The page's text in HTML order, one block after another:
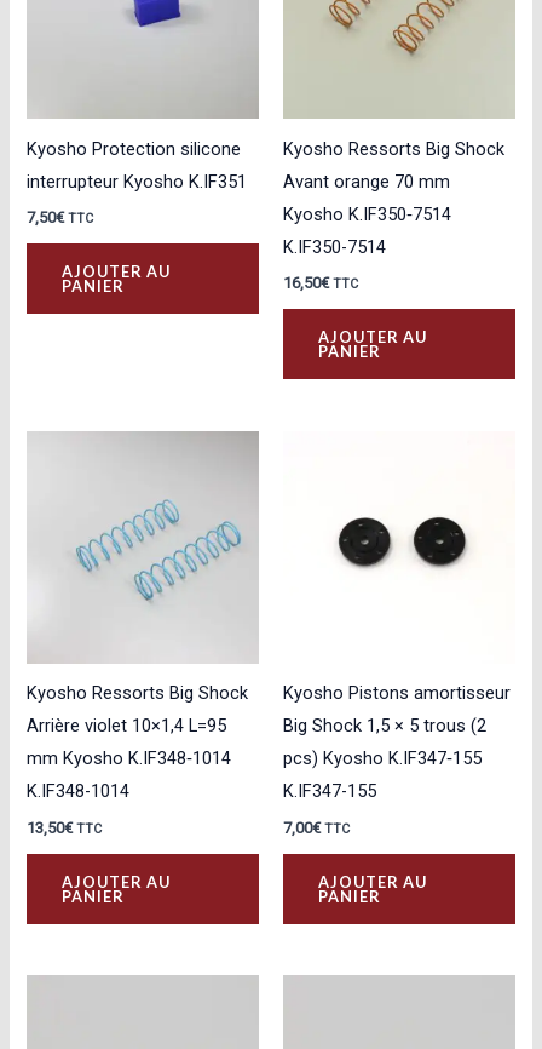
Kyosho Protection silicone
interrupteur Kyosho K.IF351
7,50€ TTC
AJOUTER AU
PANIER
Kyosho Ressorts Big Shock
Avant orange 70 mm
Kyosho K.IF350‑7514
K.IF350-7514
16,50€ TTC
AJOUTER AU
PANIER
Kyosho Ressorts Big Shock
Arrière violet 10×1,4 L=95
mm Kyosho K.IF348‑1014
K.IF348-1014
13,50€ TTC
AJOUTER AU
PANIER
Kyosho Pistons amortisseur
Big Shock 1,5 × 5 trous (2
pcs) Kyosho K.IF347‑155
K.IF347-155
7,00€ TTC
AJOUTER AU
PANIER